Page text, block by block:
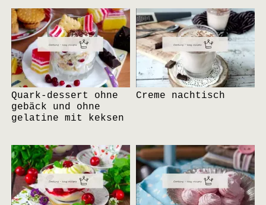
Quark-dessert ohne
gebäck und ohne
gelatine mit keksen
Creme nachtisch